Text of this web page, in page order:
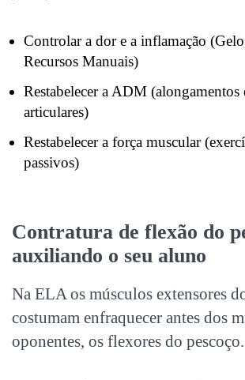
Controlar a dor e a inflamação
Recursos Manuais)
Restabelecer a ADM (alongamentos
articulares)
Restabelecer a força muscular
passivos)
Contratura de flexão do
auxiliando o seu aluno
Na ELA os músculos extensores
costumam enfraquecer antes dos
oponentes, os flexores do pescoço.